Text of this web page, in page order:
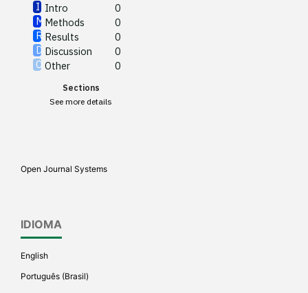
Intro
0
Methods
0
Results
0
Discussion
0
Other
0
Sections
See more details
Open Journal Systems
IDIOMA
English
Português (Brasil)